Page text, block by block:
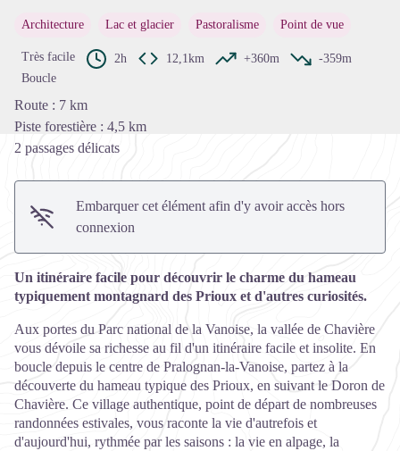
Architecture Lac et glacier Pastoralisme Point de vue
Très facile 2h 12,1km +360m
-359m
Boucle
Route : 7 km
Piste forestière : 4,5 km
2 passages délicats
Embarquer cet élément afin d'y avoir accès hors
connexion
Un itinéraire facile pour découvrir le charme du hameau
typiquement montagnard des Prioux et d'autres curiosités.
Aux portes du Parc national de la Vanoise, la vallée de Chavière
vous dévoile sa richesse au fil d'un itinéraire facile et insolite. En
boucle depuis le centre de Pralognan-la-Vanoise, partez à la
découverte du hameau typique des Prioux, en suivant le Doron de
Chavière. Ce village authentique, point de départ de nombreuses
randonnées estivales, vous raconte la vie d'autrefois et
d'aujourd'hui, rythmée par les saisons : la vie en alpage, la